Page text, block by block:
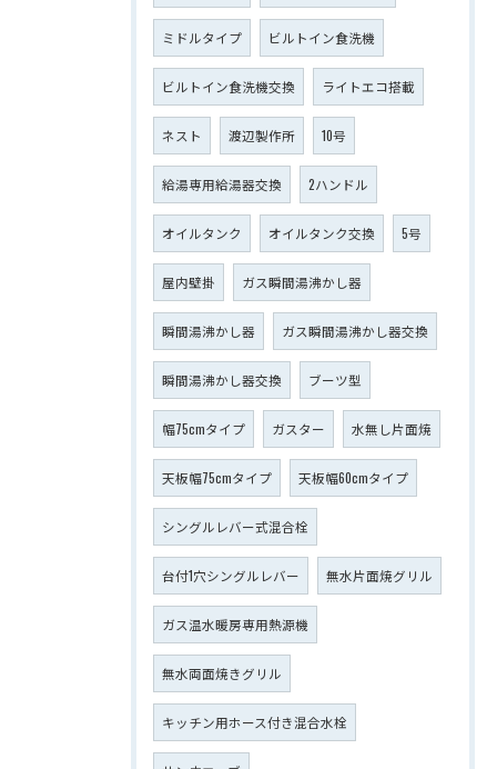
ミドルタイプ ビルトイン食洗機
ビルトイン食洗機交換 ライトエコ搭載
ネスト 渡辺製作所 10号
給湯専用給湯器交換 2ハンドル
オイルタンク オイルタンク交換 5号
屋内壁掛 ガス瞬間湯沸かし器
瞬間湯沸かし器 ガス瞬間湯沸かし器交換
瞬間湯沸かし器交換 ブーツ型
幅75cmタイプ ガスター 水無し片面焼
天板幅75cmタイプ 天板幅60cmタイプ
シングルレバー式混合栓
台付1穴シングルレバー 無水片面焼グリル
ガス温水暖房専用熱源機
無水両面焼きグリル
キッチン用ホース付き混合水栓